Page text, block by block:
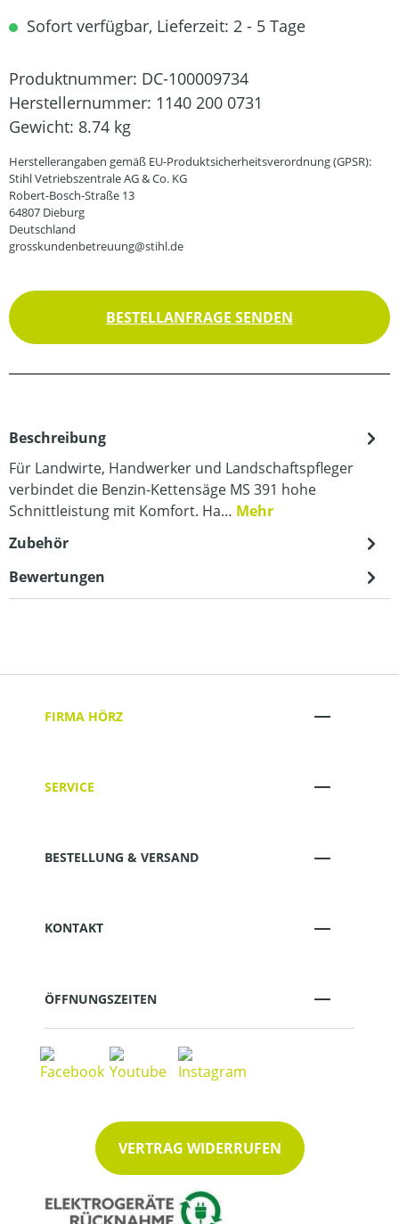
Sofort verfügbar, Lieferzeit: 2 - 5 Tage
Produktnummer: DC-100009734
Herstellernummer: 1140 200 0731
Gewicht: 8.74 kg
Herstellerangaben gemäß EU-Produktsicherheitsverordnung (GPSR):
Stihl Vetriebszentrale AG & Co. KG
Robert-Bosch-Straße 13
64807 Dieburg
Deutschland
grosskundenbetreuung@stihl.de
BESTELLANFRAGE SENDEN
Beschreibung
Für Landwirte, Handwerker und Landschaftspfleger
verbindet die Benzin-Kettensäge MS 391 hohe
Schnittleistung mit Komfort. Ha… Mehr
Zubehör
Bewertungen
FIRMA HÖRZ
SERVICE
BESTELLUNG & VERSAND
KONTAKT
ÖFFNUNGSZEITEN
VERTRAG WIDERRUFEN